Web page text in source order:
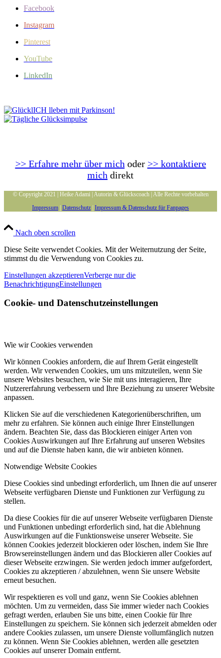
Facebook
Instagram
Pinterest
YouTube
LinkedIn
>> Erfahre mehr über mich oder >> kontaktiere
mich direkt
© Copyright 2021 | Heike Adami | Autorin & Glückscoach | Alle Rechte vorbehalten
Impressum | Datenschutz | Impressum & Datenschutz für Fanpages
Nach oben scrollen
Diese Seite verwendet Cookies. Mit der Weiternutzung der Seite,
stimmst du die Verwendung von Cookies zu.
Einstellungen akzeptierenVerberge nur die
BenachrichtigungEinstellungen
Cookie- und Datenschutzeinstellungen
Wie wir Cookies verwenden
Wir können Cookies anfordern, die auf Ihrem Gerät eingestellt
werden. Wir verwenden Cookies, um uns mitzuteilen, wenn Sie
unsere Websites besuchen, wie Sie mit uns interagieren, Ihre
Nutzererfahrung verbessern und Ihre Beziehung zu unserer Website
anpassen.
Klicken Sie auf die verschiedenen Kategorienüberschriften, um
mehr zu erfahren. Sie können auch einige Ihrer Einstellungen
ändern. Beachten Sie, dass das Blockieren einiger Arten von
Cookies Auswirkungen auf Ihre Erfahrung auf unseren Websites
und auf die Dienste haben kann, die wir anbieten können.
Notwendige Website Cookies
Diese Cookies sind unbedingt erforderlich, um Ihnen die auf unserer
Webseite verfügbaren Dienste und Funktionen zur Verfügung zu
stellen.
Da diese Cookies für die auf unserer Webseite verfügbaren Dienste
und Funktionen unbedingt erforderlich sind, hat die Ablehnung
Auswirkungen auf die Funktionsweise unserer Webseite. Sie
können Cookies jederzeit blockieren oder löschen, indem Sie Ihre
Browsereinstellungen ändern und das Blockieren aller Cookies auf
dieser Webseite erzwingen. Sie werden jedoch immer aufgefordert,
Cookies zu akzeptieren / abzulehnen, wenn Sie unsere Website
erneut besuchen.
Wir respektieren es voll und ganz, wenn Sie Cookies ablehnen
möchten. Um zu vermeiden, dass Sie immer wieder nach Cookies
gefragt werden, erlauben Sie uns bitte, einen Cookie für Ihre
Einstellungen zu speichern. Sie können sich jederzeit abmelden oder
andere Cookies zulassen, um unsere Dienste vollumfänglich nutzen
zu können. Wenn Sie Cookies ablehnen, werden alle gesetzten
Cookies auf unserer Domain entfernt.